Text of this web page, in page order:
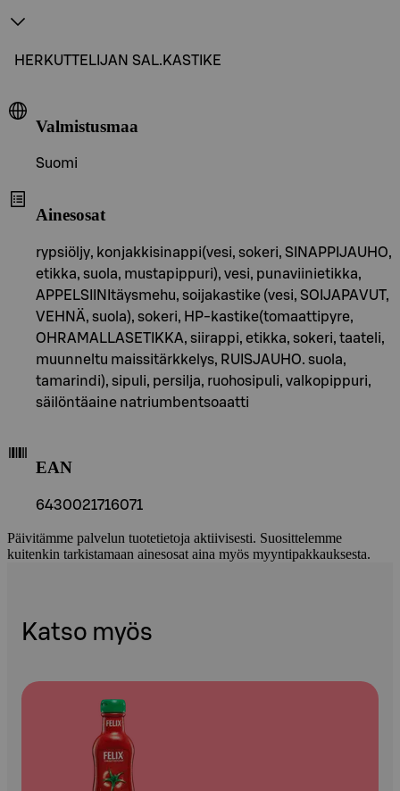
HERKUTTELIJAN SAL.KASTIKE
Valmistusmaa
Suomi
Ainesosat
rypsiöljy, konjakkisinappi(vesi, sokeri, SINAPPIJAUHO,
etikka, suola, mustapippuri), vesi, punaviinietikka,
APPELSIINItäysmehu, soijakastike (vesi, SOIJAPAVUT,
VEHNÄ, suola), sokeri, HP-kastike(tomaattipyre,
OHRAMALLASETIKKA, siirappi, etikka, sokeri, taateli,
muunneltu maissitärkkelys, RUISJAUHO. suola,
tamarindi), sipuli, persilja, ruohosipuli, valkopippuri,
säilöntäaine natriumbentsoaatti
EAN
6430021716071
Päivitämme palvelun tuotetietoja aktiivisesti. Suosittelemme
kuitenkin tarkistamaan ainesosat aina myös myyntipakkauksesta.
Katso myös